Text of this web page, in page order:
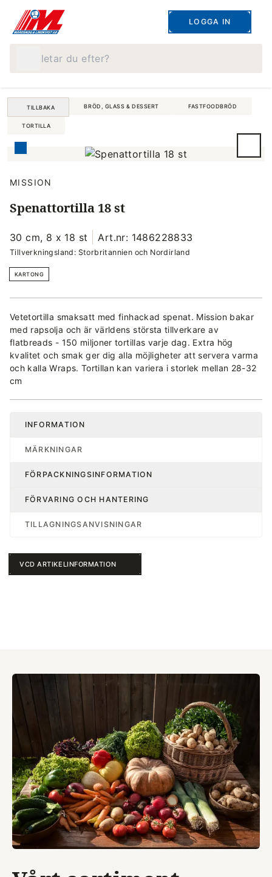
LOGGA IN
TILLBAKA BRÖD, GLASS & DESSERT FASTFOODBRÖD
TORTILLA
MISSION
Spenattortilla 18 st
30 cm, 8 x 18 st Art.nr: 1486228833
Tillverkningsland: Storbritannien och Nordirland
KARTONG
Vetetortilla smaksatt med finhackad spenat. Mission bakar
med rapsolja och är världens största tillverkare av
flatbreads - 150 miljoner tortillas varje dag. Extra hög
kvalitet och smak ger dig alla möjligheter att servera varma
och kalla Wraps. Tortillan kan variera i storlek mellan 28-32
cm
INFORMATION
MÄRKNINGAR
FÖRPACKNINGSINFORMATION
FÖRVARING OCH HANTERING
TILLAGNINGSANVISNINGAR
VCD ARTIKELINFORMATION